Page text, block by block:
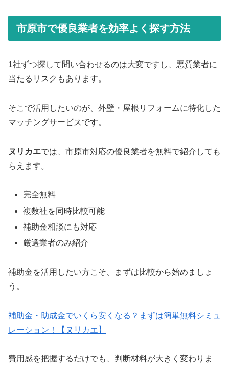
市原市で優良業者を効率よく探す方法
1社ずつ探して問い合わせるのは大変ですし、悪質業者に
当たるリスクもあります。
そこで活用したいのが、外壁・屋根リフォームに特化した
マッチングサービスです。
ヌリカエでは、市原市対応の優良業者を無料で紹介しても
らえます。
完全無料
複数社を同時比較可能
補助金相談にも対応
厳選業者のみ紹介
補助金を活用したい方こそ、まずは比較から始めましょ
う。
補助金・助成金でいくら安くなる？まずは簡単無料シミュ
レーション！【ヌリカエ】
費用感を把握するだけでも、判断材料が大きく変わりま